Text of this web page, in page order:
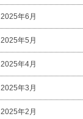
2025年6月
2025年5月
2025年4月
2025年3月
2025年2月